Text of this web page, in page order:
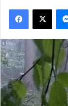
Facebook
X